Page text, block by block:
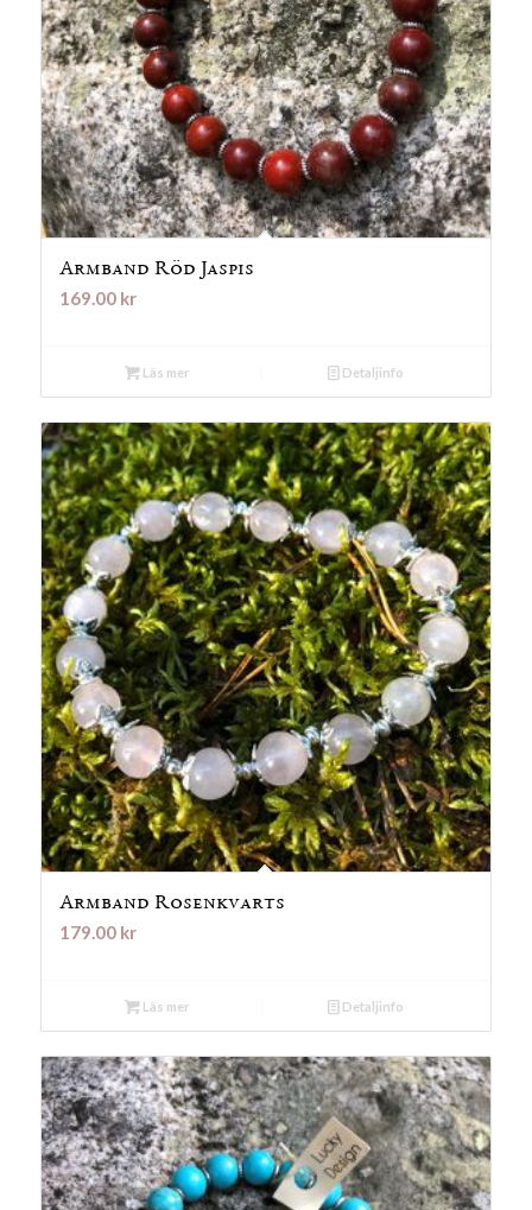
Armband Röd Jaspis
169.00 kr
Läs mer Detaljinfo
Armband Rosenkvarts
179.00 kr
Läs mer Detaljinfo